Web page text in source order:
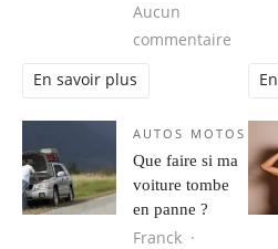
Aucun
commentaire sur
En savoir plus
AUTOS MOTOS
Que faire si ma
voiture tombe
en panne ?
Franck